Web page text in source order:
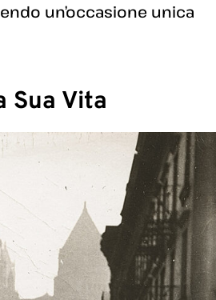
un’occasione unica
Sua Vita